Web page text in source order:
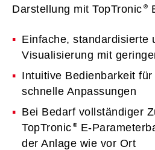
Darstellung mit TopTronic
Einfache, standardisierte
Visualisierung mit
Intuitive Bedienbarkeit
schnelle Anpassungen
Bei Bedarf vollständiger
TopTronic
E-
der Anlage wie vor Ort